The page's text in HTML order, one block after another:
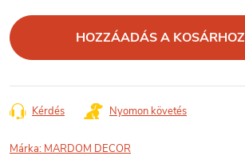
HOZZÁADÁS A KOSÁRHOZ
Kérdés Nyomon követés
Márka: MARDOM DECOR